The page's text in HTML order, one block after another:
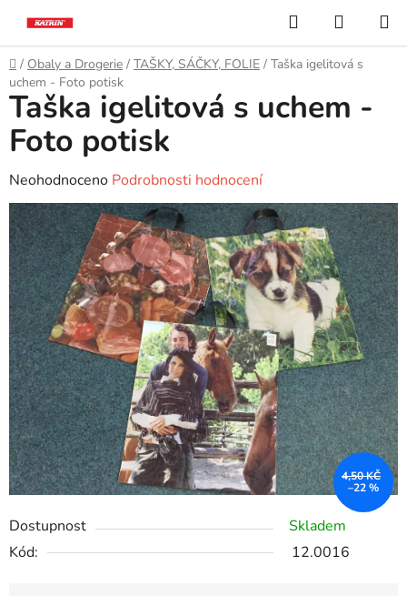
obsah
Hledat
KOŠÍK
Domů
/ Obaly a Drogerie / TAŠKY, SÁČKY, FOLIE / Taška igelitová s
uchem - Foto potisk
Dostupnost
Skladem
Kód:
12.0016
Taška igelitová s uchem -
Foto potisk
Průměrné
hodnocení
produktu
je
0,0
z
5
hvězdiček.
Neohodnoceno Podrobnosti hodnocení
4,50 KČ
–22 %